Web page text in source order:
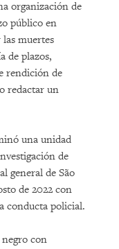
organización de
público en
muertes
de plazos,
rendición de
redactar un
una unidad
de
general de São
de 2022 con
conducta policial.
negro con